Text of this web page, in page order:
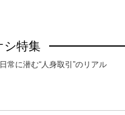
シ特集
常に潜む“人身取引”のリアル